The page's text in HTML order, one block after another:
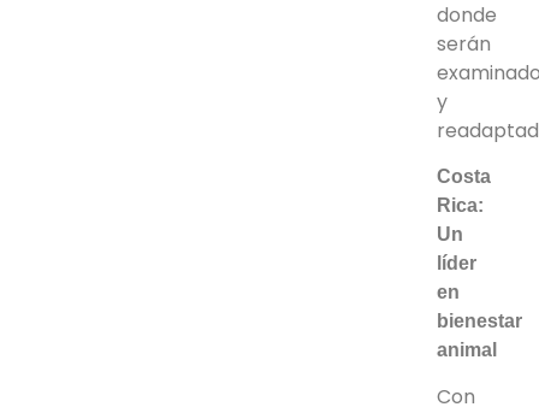
donde
serán
y
Costa
Rica:
Un
líder
en
bienestar
animal
Con